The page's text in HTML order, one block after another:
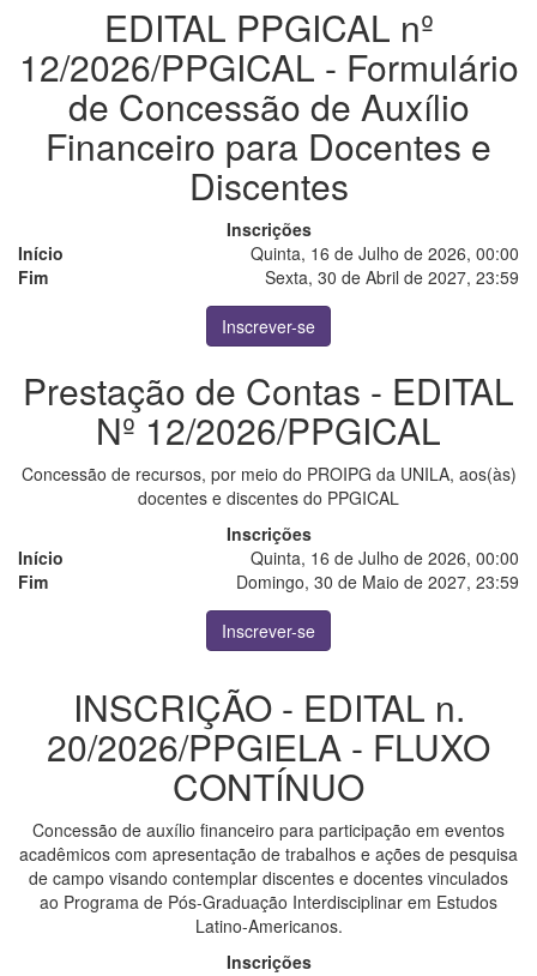
EDITAL PPGICAL nº
12/2026/PPGICAL - Formulário
de Concessão de Auxílio
Financeiro para Docentes e
Discentes
Inscrições
Início
Quinta, 16 de Julho de 2026, 00:00
Fim
Sexta, 30 de Abril de 2027, 23:59
Inscrever-se
Prestação de Contas - EDITAL
Nº 12/2026/PPGICAL
Concessão de recursos, por meio do PROIPG da UNILA, aos(às)
docentes e discentes do PPGICAL
Inscrições
Início
Quinta, 16 de Julho de 2026, 00:00
Fim
Domingo, 30 de Maio de 2027, 23:59
Inscrever-se
INSCRIÇÃO - EDITAL n.
20/2026/PPGIELA - FLUXO
CONTÍNUO
Concessão de auxílio financeiro para participação em eventos
acadêmicos com apresentação de trabalhos e ações de pesquisa
de campo visando contemplar discentes e docentes vinculados
ao Programa de Pós-Graduação Interdisciplinar em Estudos
Latino-Americanos.
Inscrições